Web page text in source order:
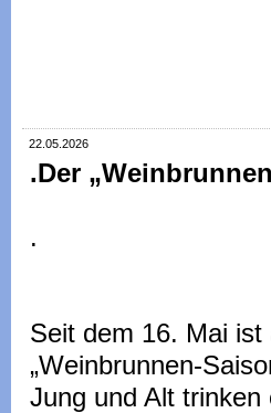
22.05.2026
.Der
.
Endlich
Seit dem 16. Mai
„Weinbrunnen-
Jung und Alt